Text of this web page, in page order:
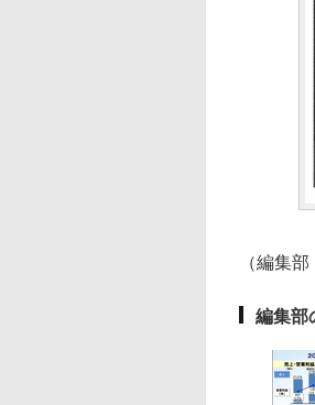
（編集
編集部